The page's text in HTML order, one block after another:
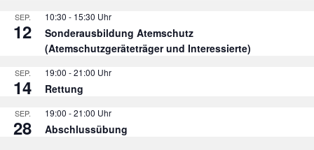
SEP.
12
10:30 - 15:30
Sonderausbildung Atemschutz
(Atemschutzgeräteträger und Interessierte)
SEP.
14
19:00 -21:00
Rettung
SEP.
28
19:00 -21:00
Abschlussübung